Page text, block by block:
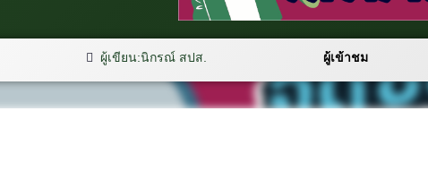
ผู้เขียน:นิกรณ์ สปส. ผู้เข้าชม